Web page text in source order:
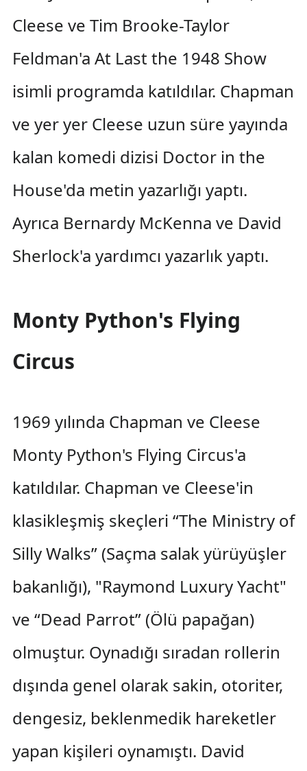
Cleese ve Tim Brooke-Taylor
Feldman'a At Last the 1948 Show
isimli programda katıldılar. Chapman
ve yer yer Cleese uzun süre yayında
kalan komedi dizisi Doctor in the
House'da metin yazarlığı yaptı.
Ayrıca Bernardy McKenna ve David
Sherlock'a yardımcı yazarlık yaptı.
Monty Python's Flying
Circus
1969 yılında Chapman ve Cleese
Monty Python's Flying Circus'a
katıldılar. Chapman ve Cleese'in
klasikleşmiş skeçleri “The Ministry of
Silly Walks” (Saçma salak yürüyüşler
bakanlığı), "Raymond Luxury Yacht"
ve “Dead Parrot” (Ölü papağan)
olmuştur. Oynadığı sıradan rollerin
dışında genel olarak sakin, otoriter,
dengesiz, beklenmedik hareketler
yapan kişileri oynamıştı. David